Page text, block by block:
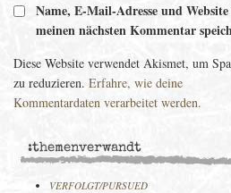
Name, E-Mail-Adresse und
meinen nächsten Kommentar
Diese Website verwendet Akismet, um
zu reduzieren. Erfahre, wie deine
Kommentardaten verarbeitet werden.
:themenverwandt
VERFOLGT/PURSUED